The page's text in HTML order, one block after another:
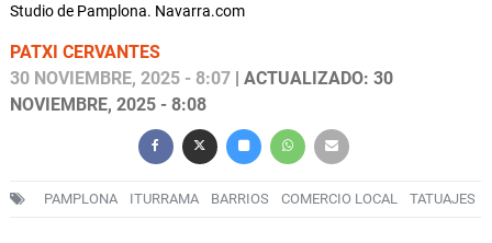
Studio de Pamplona. Navarra.com
PATXI CERVANTES
30 NOVIEMBRE, 2025 - 8:07 | ACTUALIZADO: 30
NOVIEMBRE, 2025 - 8:08
PAMPLONA ITURRAMA BARRIOS COMERCIO LOCAL TATUAJES